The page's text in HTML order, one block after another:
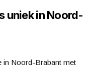
uniek in Noord-
in Noord-Brabant met